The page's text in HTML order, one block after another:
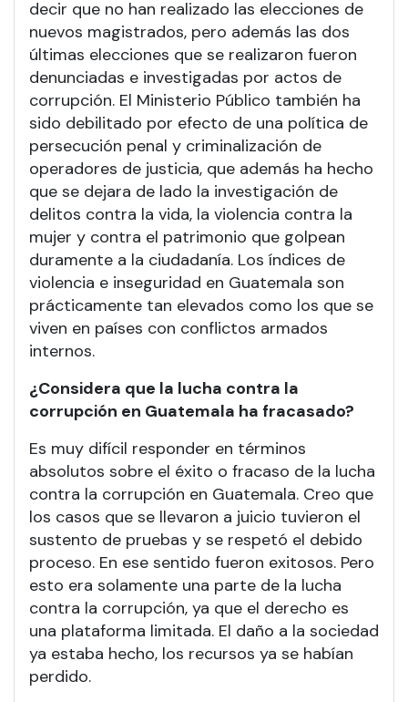
decir que no han realizado las elecciones de
nuevos magistrados, pero además las dos
últimas elecciones que se realizaron fueron
denunciadas e investigadas por actos de
corrupción. El Ministerio Público también ha
sido debilitado por efecto de una política de
persecución penal y criminalización de
operadores de justicia, que además ha hecho
que se dejara de lado la investigación de
delitos contra la vida, la violencia contra la
mujer y contra el patrimonio que golpean
duramente a la ciudadanía. Los índices de
violencia e inseguridad en Guatemala son
prácticamente tan elevados como los que se
viven en países con conflictos armados
internos.
¿Considera que la lucha contra la
corrupción en Guatemala ha fracasado?
Es muy difícil responder en términos
absolutos sobre el éxito o fracaso de la lucha
contra la corrupción en Guatemala. Creo que
los casos que se llevaron a juicio tuvieron el
sustento de pruebas y se respetó el debido
proceso. En ese sentido fueron exitosos. Pero
esto era solamente una parte de la lucha
contra la corrupción, ya que el derecho es
una plataforma limitada. El daño a la sociedad
ya estaba hecho, los recursos ya se habían
perdido.